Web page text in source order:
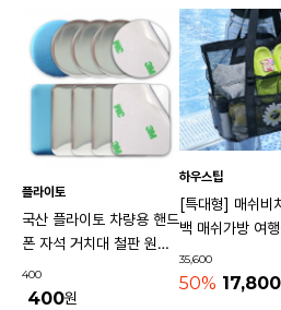
플라이토
국산 플라이토 차량용 핸드
폰 자석 거치대 철판 원형
사각 40mm
400
400원
하우스팁
[특대형] 매쉬비
백 매쉬가방 여
물놀이가방 수영
지는가방
35,600
50% 17,800